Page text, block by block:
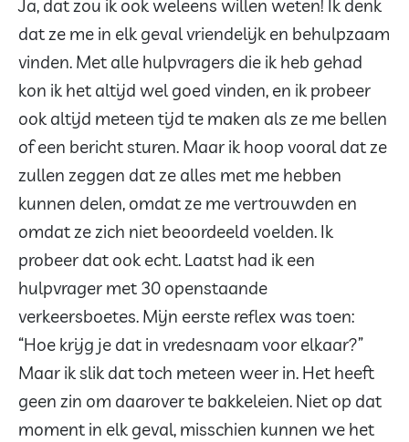
Ja, dat zou ik ook weleens willen weten! Ik denk
dat ze me in elk geval vriendelijk en behulpzaam
vinden. Met alle hulpvragers die ik heb gehad
kon ik het altijd wel goed vinden, en ik probeer
ook altijd meteen tijd te maken als ze me bellen
of een bericht sturen. Maar ik hoop vooral dat ze
zullen zeggen dat ze alles met me hebben
kunnen delen, omdat ze me vertrouwden en
omdat ze zich niet beoordeeld voelden. Ik
probeer dat ook echt. Laatst had ik een
hulpvrager met 30 openstaande
verkeersboetes. Mijn eerste reflex was toen:
“Hoe krijg je dat in vredesnaam voor elkaar?”
Maar ik slik dat toch meteen weer in. Het heeft
geen zin om daarover te bakkeleien. Niet op dat
moment in elk geval, misschien kunnen we het